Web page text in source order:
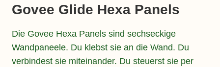
Govee Glide Hexa Panels
Die Govee Hexa Panels sind sechseckige
Wandpaneele. Du klebst sie an die Wand. Du
verbindest sie miteinander. Du steuerst sie per